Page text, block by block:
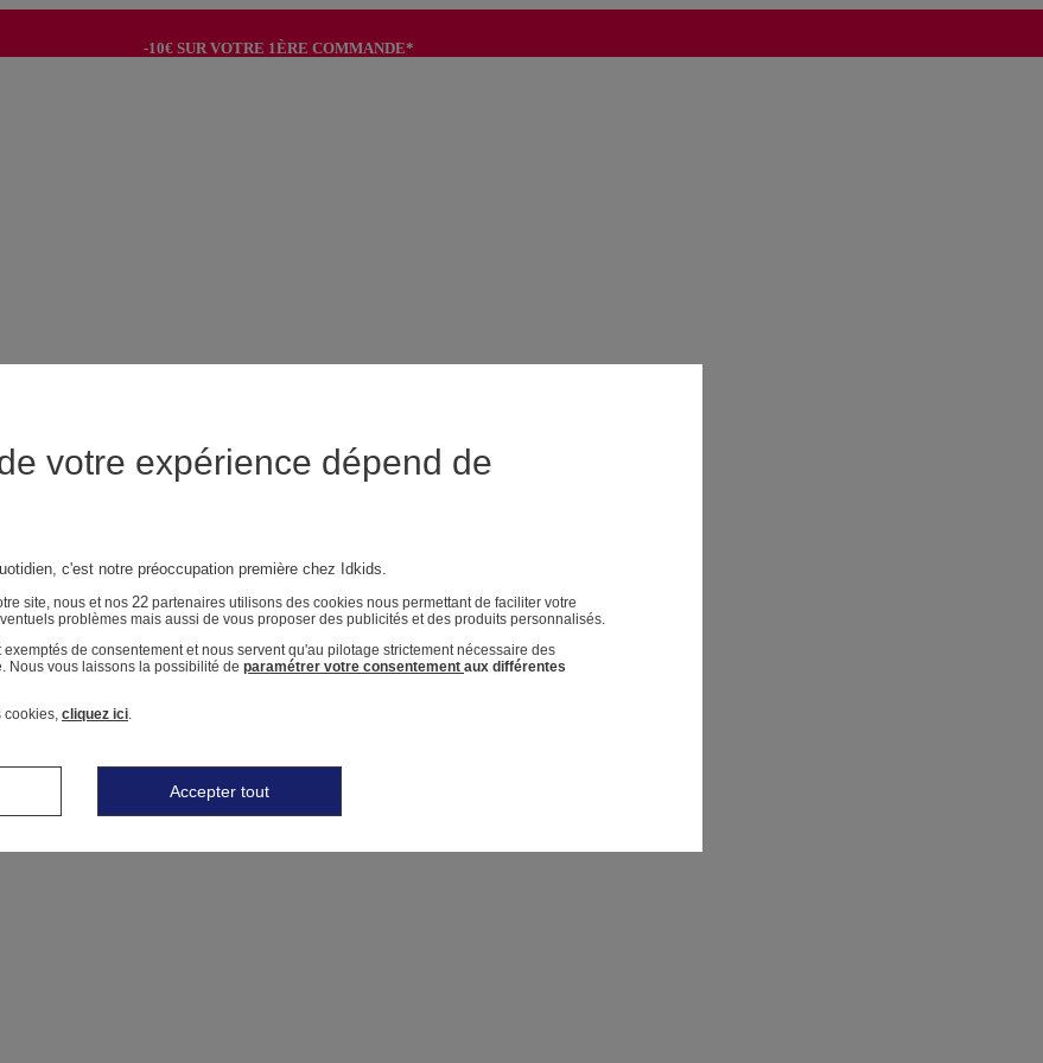
-10€ SUR VOTRE 1ÈRE COMMANDE*
votre expérience dépend de
c'est notre préoccupation première chez Idkids.
site, nous et nos 22 partenaires utilisons des cookies nous permettant de faciliter votre
problèmes mais aussi de vous proposer des publicités et des produits personnalisés.
de consentement et nous servent qu'au pilotage strictement nécessaire des
Nous vous laissons la possibilité de paramétrer votre consentement aux différentes
cookies, cliquez ici.
Accepter tout